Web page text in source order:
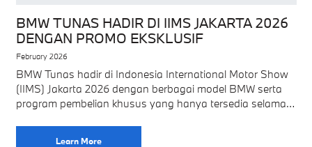
BMW TUNAS HADIR DI IIMS JAKARTA 2026
DENGAN PROMO EKSKLUSIF
February 2026
BMW Tunas hadir di Indonesia International Motor Show
(IIMS) Jakarta 2026 dengan berbagai model BMW serta
program pembelian khusus yang hanya tersedia selama
Learn More